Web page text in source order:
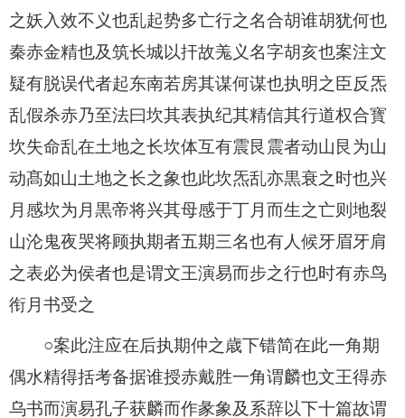
之妖入效不义也乱起势多亡行之名合胡谁胡犹何也
秦赤金精也及筑长城以扞故羗义名字胡亥也案注文
疑有脱误代者起东南若房其谋何谋也执明之臣反炁
乱假杀赤乃至法曰坎其表执纪其精信其行道权合寳
坎失命乱在土地之长坎体互有震艮震者动山艮为山
动髙如山土地之长之象也此坎炁乱亦黒衰之时也兴
月感坎为月黒帝将兴其母感于丁月而生之亡则地裂
山沦鬼夜哭将顾执期者五期三名也有人候牙眉牙肩
之表必为侯者也是谓文王演易而步之行也时有赤鸟
衔月书受之
○案此注应在后执期仲之歳下错简在此一角期
偶水精得括考备据谁授赤戴胜一角谓麟也文王得赤
乌书而演易孔子获麟而作彖象及系辞以下十篇故谓